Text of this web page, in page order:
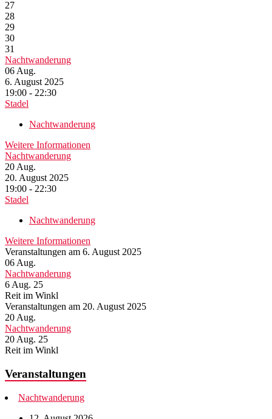
27
28
29
30
31
Nachtwanderung
06 Aug.
6. August 2025
19:00 - 22:30
Stadel
Nachtwanderung
Weitere Informationen
Nachtwanderung
20 Aug.
20. August 2025
19:00 - 22:30
Stadel
Nachtwanderung
Weitere Informationen
Veranstaltungen am 6. August 2025
06 Aug.
Nachtwanderung
6 Aug. 25
Reit im Winkl
Veranstaltungen am 20. August 2025
20 Aug.
Nachtwanderung
20 Aug. 25
Reit im Winkl
Veranstaltungen
Nachtwanderung